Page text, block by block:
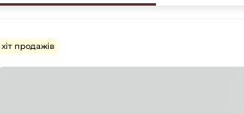
хіт продажів